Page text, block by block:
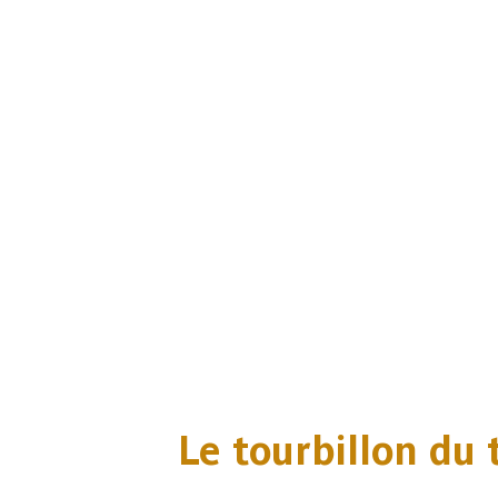
Le tourbillon du